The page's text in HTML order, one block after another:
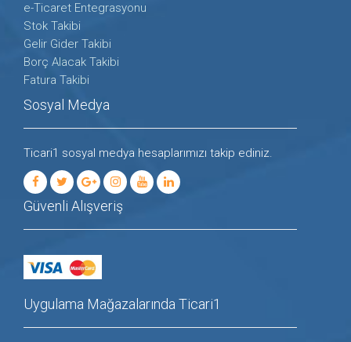
e-Ticaret Entegrasyonu
Stok Takibi
Gelir Gider Takibi
Borç Alacak Takibi
Fatura Takibi
Sosyal Medya
Ticari1 sosyal medya hesaplarımızı takip ediniz.
Güvenli Alışveriş
Uygulama Mağazalarında Ticari1